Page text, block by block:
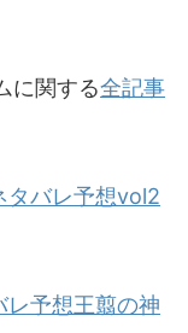
に関する全記事
タバレ予想vol2
予想王翦の神